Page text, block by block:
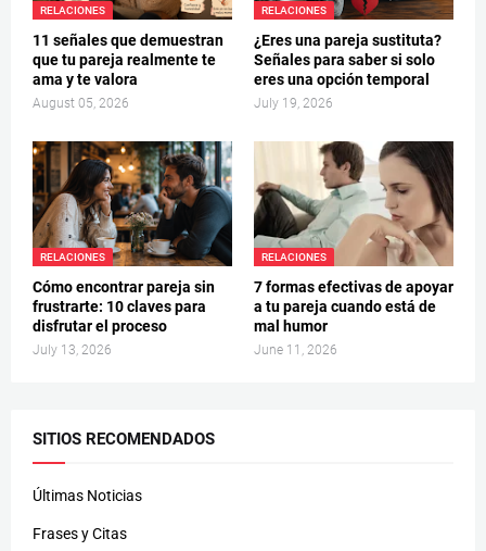
RELACIONES
11 señales que demuestran
que tu pareja realmente te
ama y te valora
August 05, 2026
RELACIONES
¿Eres una pareja sustituta?
Señales para saber si solo
eres una opción temporal
July 19, 2026
RELACIONES
Cómo encontrar pareja sin
frustrarte: 10 claves para
disfrutar el proceso
July 13, 2026
RELACIONES
7 formas efectivas de apoyar
a tu pareja cuando está de
mal humor
June 11, 2026
SITIOS RECOMENDADOS
Últimas Noticias
Frases y Citas